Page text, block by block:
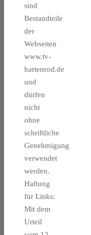
sind
Bestandteile
der
Webseiten
www.tv-
hartenrod.de
und
dürfen
nicht
ohne
schriftliche
Genehmigung
verwendet
werden.
Haftung
für Links:
Mit dem
Urteil